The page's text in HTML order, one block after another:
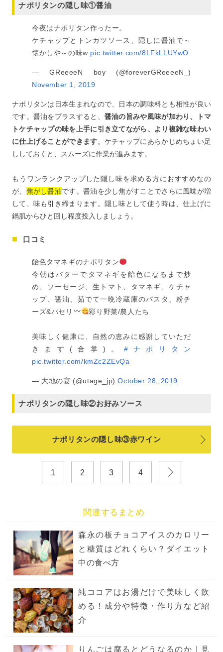
ナポリタンの隠し味①醤油
今夜はナポリタン作ったー。
ケチャップとトンカツソース、隠しに醤油で～
懐かしや～の味w pic.twitter.com/8LFkLLUYwO
— GReeeeN boy (@foreverGReeeeN_)
November 1, 2019
ナポリタンは日本生まれなので、日本の調味料とも相性が良い
です。醤油をプラスすると、 醤油の旨みや風味が加わり、トマ
トケチャップの味を上手に引き立てながら、より複雑な味わい
に仕上げることができます。ケチャップにあらかじめちょい足
ししておくと、スムーズに作業が進みます。
もうワンランクアップした隠し味を求める方におすすめなの
が、 焦がし醤油です。醤油を少し焦がすことでさらに風味が増
して、味も引き締まります。隠し味として使う時は、仕上げに
鍋肌からひと回し程度投入しましょう。
口コミ
飴色タマネギのナポリタン
今朝はバターでタマネギを飴色になるまで炒
め、ソーセージ、生トマト、タマネギ、ケチャ
ップ、醤油、茹でて一晩冷蔵庫のパスタ、粉チ
ーズ&パセリ
彩り野菜/農人たち
美味しく健康に、自然の恵みに感謝していただ
きます(合掌)。 #ナポリタン
pic.twitter.com/kmZc2ZEvQa
— 大地の宴 (@utage_jp)October 28, 2019
ナポリタンの隠し味②お好みソース
ナポリタンの隠し味③赤ワイン
1 2 3 4
関連するまとめ
森永の板チョコアイスのカロリー
と糖質はどれくらい？ダイエット
中の食べ方
純ココアはお湯だけで美味しく飲
める！成分や特徴・作り方など紹
介
りんごは腐るとどうなるのか｜見